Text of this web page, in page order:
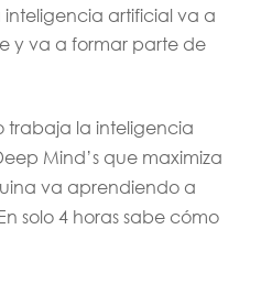
artificial va a
y va a formar parte de
trabaja la inteligencia
Mind’s que maximiza
va aprendiendo a
solo 4 horas sabe cómo